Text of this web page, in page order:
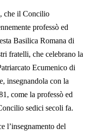
che il Concilio
professò ed
Basilica Romana di
fratelli, che celebrano la
Ecumenico di
insegnandola con la
come la professò ed
sedici secoli fa.
l’insegnamento del